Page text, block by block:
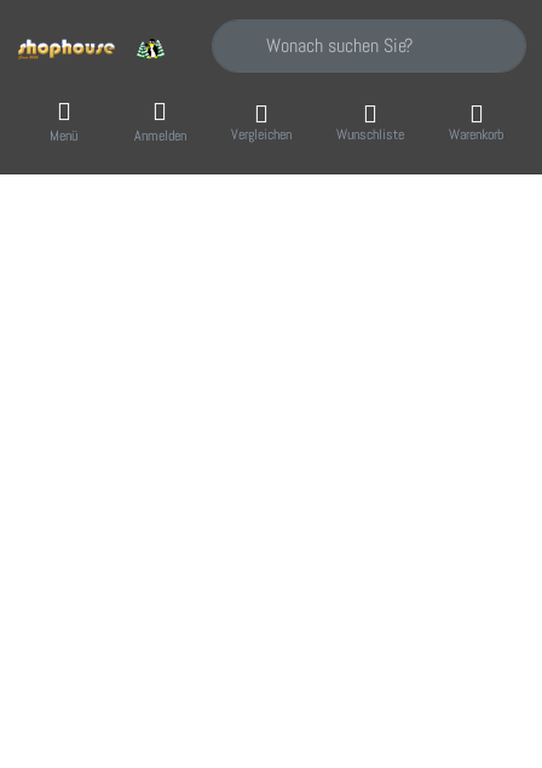
Geben Sie einen Suchbegriff ein. Während
Menü Anmelden Vergleichen Wunschliste Warenkorb